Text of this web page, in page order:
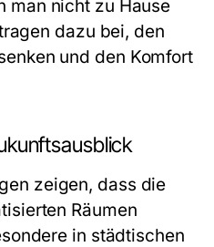
man nicht zu Hause
dazu bei, den
und den Komfort
zeigen, dass die
Räumen
in städtischen